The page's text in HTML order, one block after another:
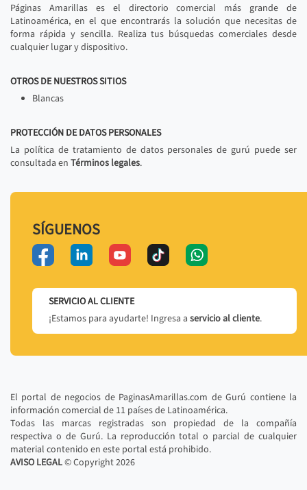
Páginas Amarillas es el directorio comercial más grande de
Latinoamérica, en el que encontrarás la solución que necesitas de
forma rápida y sencilla. Realiza tus búsquedas comerciales desde
cualquier lugar y dispositivo.
OTROS DE NUESTROS SITIOS
Blancas
PROTECCIÓN DE DATOS PERSONALES
La política de tratamiento de datos personales de gurú puede ser
consultada en Términos legales.
SÍGUENOS
SERVICIO AL CLIENTE
¡Estamos para ayudarte! Ingresa a servicio al cliente.
El portal de negocios de PaginasAmarillas.com de Gurú contiene la
información comercial de 11 países de Latinoamérica.
Todas las marcas registradas son propiedad de la compañía
respectiva o de Gurú. La reproducción total o parcial de cualquier
material contenido en este portal está prohibido.
AVISO LEGAL© Copyright2026